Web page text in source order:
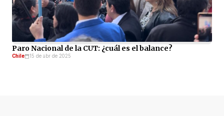
Paro Nacional de la CUT: ¿cuál es el balance?
Chile 15 de abr de 2025